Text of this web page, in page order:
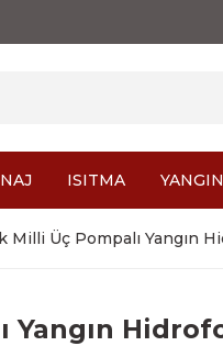
ISITMA
Milli Üç Pompalı Yangın
Yangın